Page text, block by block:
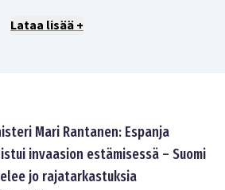
Lataa lisää +
Mari Rantanen: Espanja
invaasion estämisessä – Suomi
jo rajatarkastuksia